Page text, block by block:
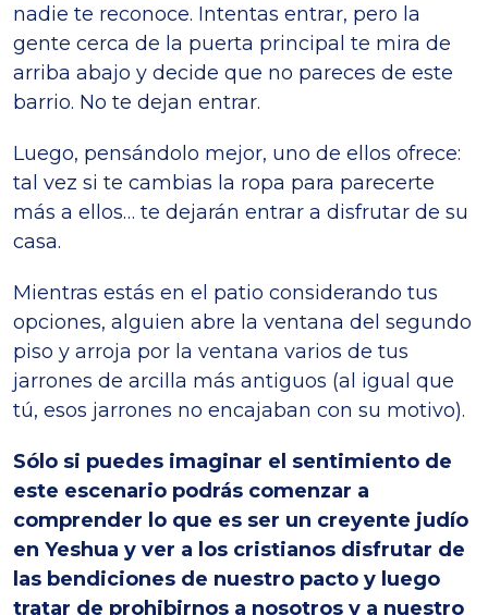
nadie te reconoce. Intentas entrar, pero la
gente cerca de la puerta principal te mira de
arriba abajo y decide que no pareces de este
barrio. No te dejan entrar.
Luego, pensándolo mejor, uno de ellos ofrece:
tal vez si te cambias la ropa para parecerte
más a ellos… te dejarán entrar a disfrutar de su
casa.
Mientras estás en el patio considerando tus
opciones, alguien abre la ventana del segundo
piso y arroja por la ventana varios de tus
jarrones de arcilla más antiguos (al igual que
tú, esos jarrones no encajaban con su motivo).
Sólo si puedes imaginar el sentimiento de
este escenario podrás comenzar a
comprender lo que es ser un creyente judío
en Yeshua y ver a los cristianos disfrutar de
las bendiciones de nuestro pacto y luego
tratar de prohibirnos a nosotros y a nuestro